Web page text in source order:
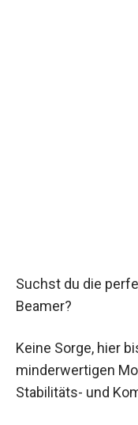
Suchst du die
Beamer?
Keine Sorge, hier
minderwertigen
Stabilitäts- und